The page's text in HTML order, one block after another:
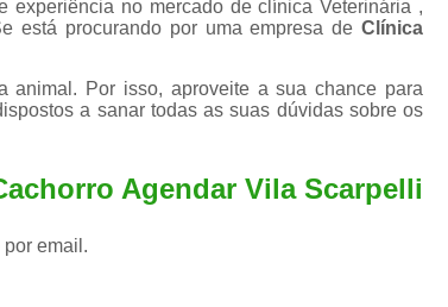
Internação Semi Intensiva Veterinária
Limpeza de Tártaro Canina
Limpeza de
Limpeza Tártaro Santo André
Limpeza
experiência no mercado de clínica Veterinária ,
está procurando por uma empresa de Clínica
animal. Por isso, aproveite a sua chance para
a sanar todas as suas dúvidas sobre os
Agendar Vila Scarpelli
por email.